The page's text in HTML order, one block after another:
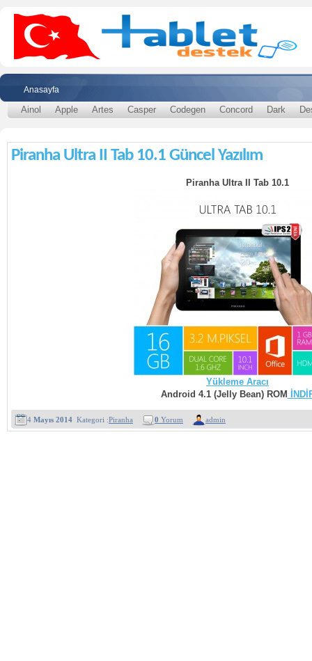
Anasayfa
Ainol Apple Artes Casper Codegen Concord Dark
Piranha Ultra II Tab 10.1 Güncel Yazılım
Piranha Ultra II Tab 10.1
Yükleme Aracı
Android 4.1 (Jelly Bean) ROM
4 Mayıs 2014 Kategori :Piranha 0 Yorum admin